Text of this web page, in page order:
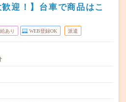
歓迎！】台車で商品はこ
あり WEB登録OK 派遣